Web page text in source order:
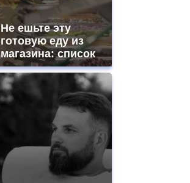
Не ешьте эту
готовую еду из
магазина: список